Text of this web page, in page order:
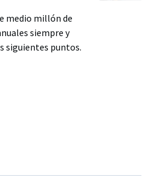
medio millón de
siempre y
siguientes puntos.